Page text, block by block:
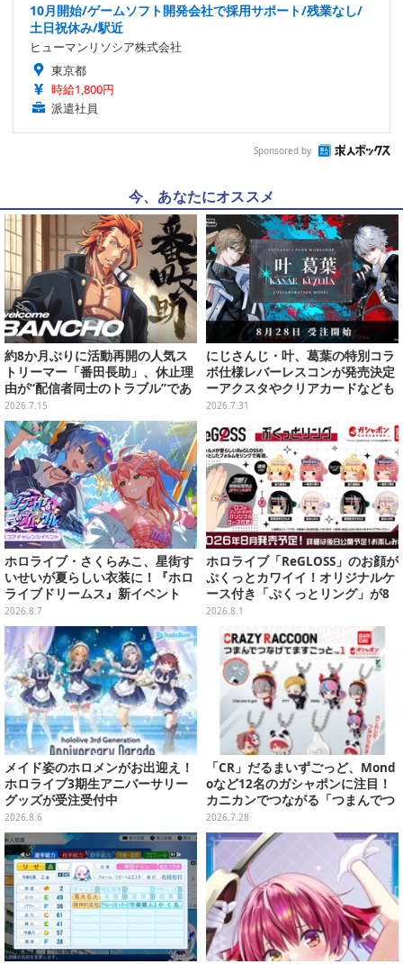
10月開始/ゲームソフト開発会社で採用サポート/残業なし/
土日祝休み/駅近
ヒューマンリソシア株式会社
東京都
時給1,800円
派遣社員
Sponsored by
今、あなたにオススメ
約8か月ぶりに活動再開の人気ス
トリーマー「番田長助」、休止理
由が“配信者同士のトラブル”であ
ったと明かす―「原因は自身の未
熟さと慢心」
2026.7.15
にじさんじ・叶、葛葉の特別コラ
ボ仕様レバーレスコンが発売決定
ーアクスタやクリアカードなども
2026.7.31
ホロライブ・さくらみこ、星街す
いせいが夏らしい衣装に！『ホロ
ライブドリームス』新イベント
「シンクロする夏のスパークル」
開幕
2026.8.7
ホロライブ「ReGLOSS」のお顔が
ぷくっとカワイイ！オリジナルケ
ース付き「ぷくっとリング」が8
月発売
2026.8.1
メイド姿のホロメンがお出迎え！
ホロライブ3期生アニバーサリー
グッズが受注受付中
2026.8.6
「CR」だるまいずごっど、Mond
oなど12名のガシャポンに注目！
カニカンでつながる「つまんでつ
なげてますこっと」が8月第5週よ
り発売
2026.7.28